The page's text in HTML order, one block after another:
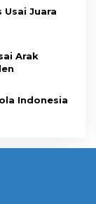
Usai Juara
Arak
Indonesia